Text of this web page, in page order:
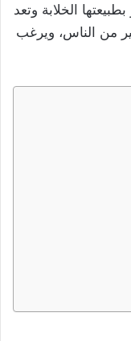
الخلابة وتعد
من الناس، ويرغب